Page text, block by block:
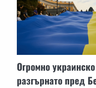
Огромно
разгърнато пред